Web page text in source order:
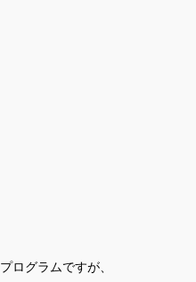
ログラムですが、